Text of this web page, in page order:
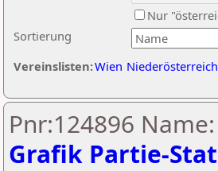
Sortierung
Nur
Vereinslisten:Wien Niederösterreich
Pnr:124896
Grafik Partie-